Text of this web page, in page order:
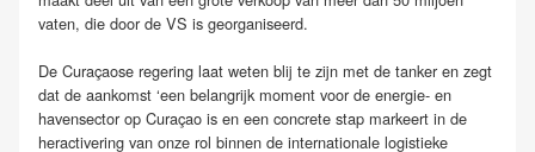
vaten, die door de VS is georganiseerd.
De Curaçaose regering laat weten blij te zijn met de tanker en zegt
dat de aankomst ‘een belangrijk moment voor de energie- en
havensector op Curaçao is en een concrete stap markeert in de
heractivering van onze rol binnen de internationale logistieke